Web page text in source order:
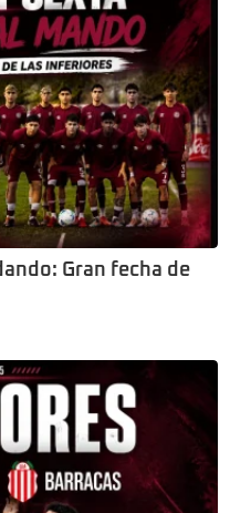
Gran fecha de